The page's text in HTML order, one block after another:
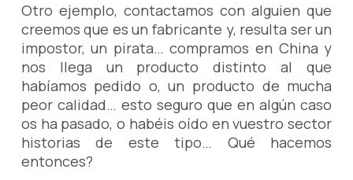
Otro ejemplo, contactamos con alguien que
creemos que es un fabricante y, resulta ser un
impostor, un pirata… compramos en China y
nos llega un producto distinto al que
habíamos pedido o, un producto de mucha
peor calidad… esto seguro que en algún caso
os ha pasado, o habéis oído en vuestro sector
historias de este tipo… Qué hacemos
entonces?